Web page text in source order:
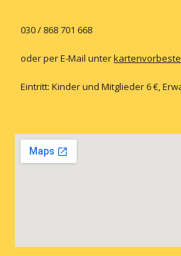
030 / 868 701 668
oder per E-Mail unter
Eintritt: Kinder und Mitglieder 6 €,